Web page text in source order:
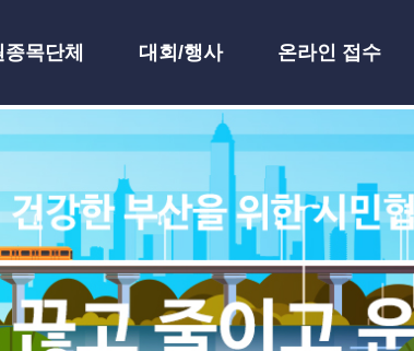
목단체 대회/행사
온라인 접수